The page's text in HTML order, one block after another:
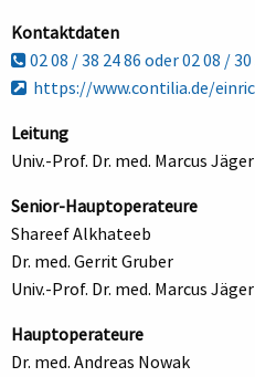
Kontaktdaten
02 08 / 38 24 86 oder 02 08 / 30
https://www.contilia.de/
Leitung
Univ.-Prof. Dr. med. Marcus Jäger
Senior-Hauptoperateure
Shareef Alkhateeb
Dr. med. Gerrit Gruber
Univ.-Prof. Dr. med. Marcus Jäger
Hauptoperateure
Dr. med. Andreas Nowak